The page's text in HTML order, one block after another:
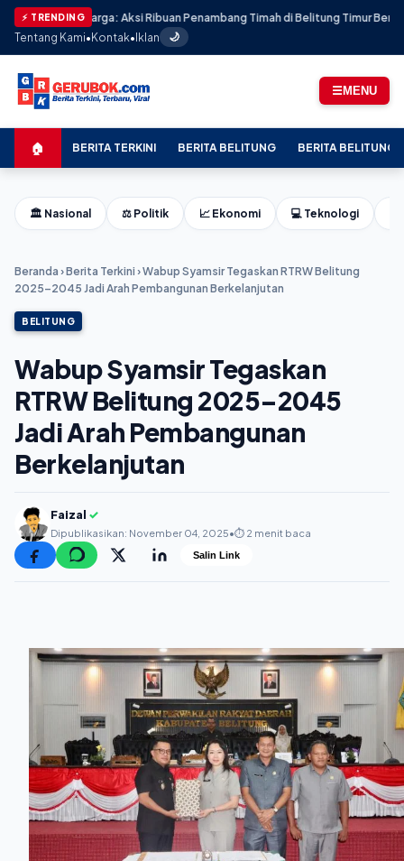
⚡ TRENDING
Harga: Aksi Ribuan Penambang Timah di Belitung Timur Berakhir
Tentang Kami•Kontak•Iklan 🌙
☰MENU
🏠 BERITA TERKINI BERITA BELITUNG BERITA BELITUNG
🏛️ Nasional ⚖️ Politik 📈 Ekonomi 💻 Teknologi
Beranda ›Berita Terkini ›Wabup Syamsir Tegaskan RTRW Belitung
2025–2045 Jadi Arah Pembangunan Berkelanjutan
BELITUNG
Wabup Syamsir Tegaskan
RTRW Belitung 2025–2045
Jadi Arah Pembangunan
Berkelanjutan
Faizal ✓
Dipublikasikan: November 04, 2025•⏱️ 2 menit baca
Salin Link